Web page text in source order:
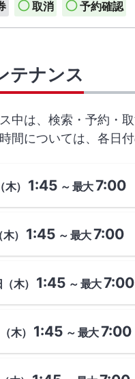
取消 予約確認
テナンス
中は、検索・予約・
間については、各日
（木） 1:45 ～ 最大7:00
（木） 1:45 ～ 最大7:00
（木） 1:45 ～ 最大7:00
（木） 1:45 ～ 最大7:00